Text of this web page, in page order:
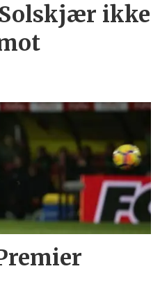
ikke